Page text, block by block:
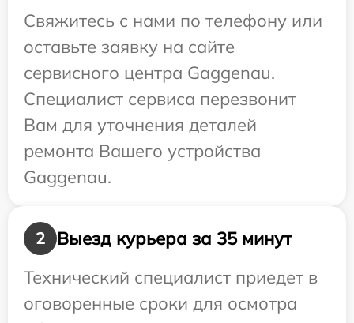
Свяжитесь с нами по телефону или
оставьте заявку на сайте
сервисного центра Gaggenau.
Специалист сервиса перезвонит
Вам для уточнения деталей
ремонта Вашего устройства
Gaggenau.
2
Выезд курьера за 35 минут
Технический специалист приедет в
оговоренные сроки для осмотра